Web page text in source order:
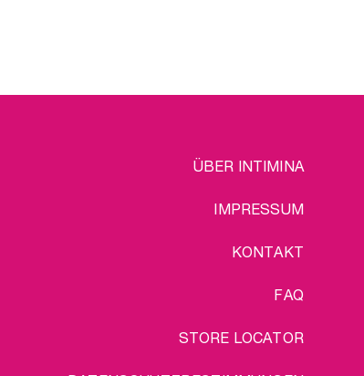
ÜBER INTIMINA
IMPRESSUM
KONTAKT
FAQ
STORE LOCATOR